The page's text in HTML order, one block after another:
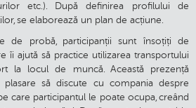
etc.). După definirea profilului de
se elaborează un plan de acțiune.
de probă, participanții sunt însoțiți de
îi ajută să practice utilizarea transportului
la locul de muncă. Această prezență
să discute cu compania despre
care participantul le poate ocupa, creând